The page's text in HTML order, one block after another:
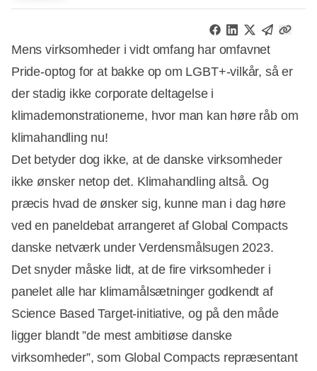
Mens virksomheder i vidt omfang har omfavnet
Pride-optog for at bakke op om LGBT+-vilkår, så er
der stadig ikke corporate deltagelse i
klimademonstrationerne, hvor man kan høre råb om
klimahandling nu!
Det betyder dog ikke, at de danske virksomheder
ikke ønsker netop det. Klimahandling altså. Og
præcis hvad de ønsker sig, kunne man i dag høre
ved en paneldebat arrangeret af Global Compacts
danske netværk under Verdensmålsugen 2023.
Det snyder måske lidt, at de fire virksomheder i
panelet alle har klimamålsætninger godkendt af
Science Based Target-initiative, og på den måde
ligger blandt ”de mest ambitiøse danske
virksomheder”, som Global Compacts repræsentant